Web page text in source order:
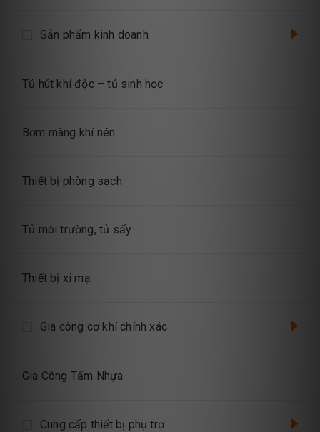
Sản phẩm kinh doanh
Tủ hút khí độc – tủ sinh học
Bơm màng khí nén
Thiết bị phòng sạch
Tủ môi trường, tủ sấy
Thiết bị xi mạ
Gia công cơ khí chính xác
Gia Công Tấm Nhựa
Cung cấp thiết bị phụ trợ